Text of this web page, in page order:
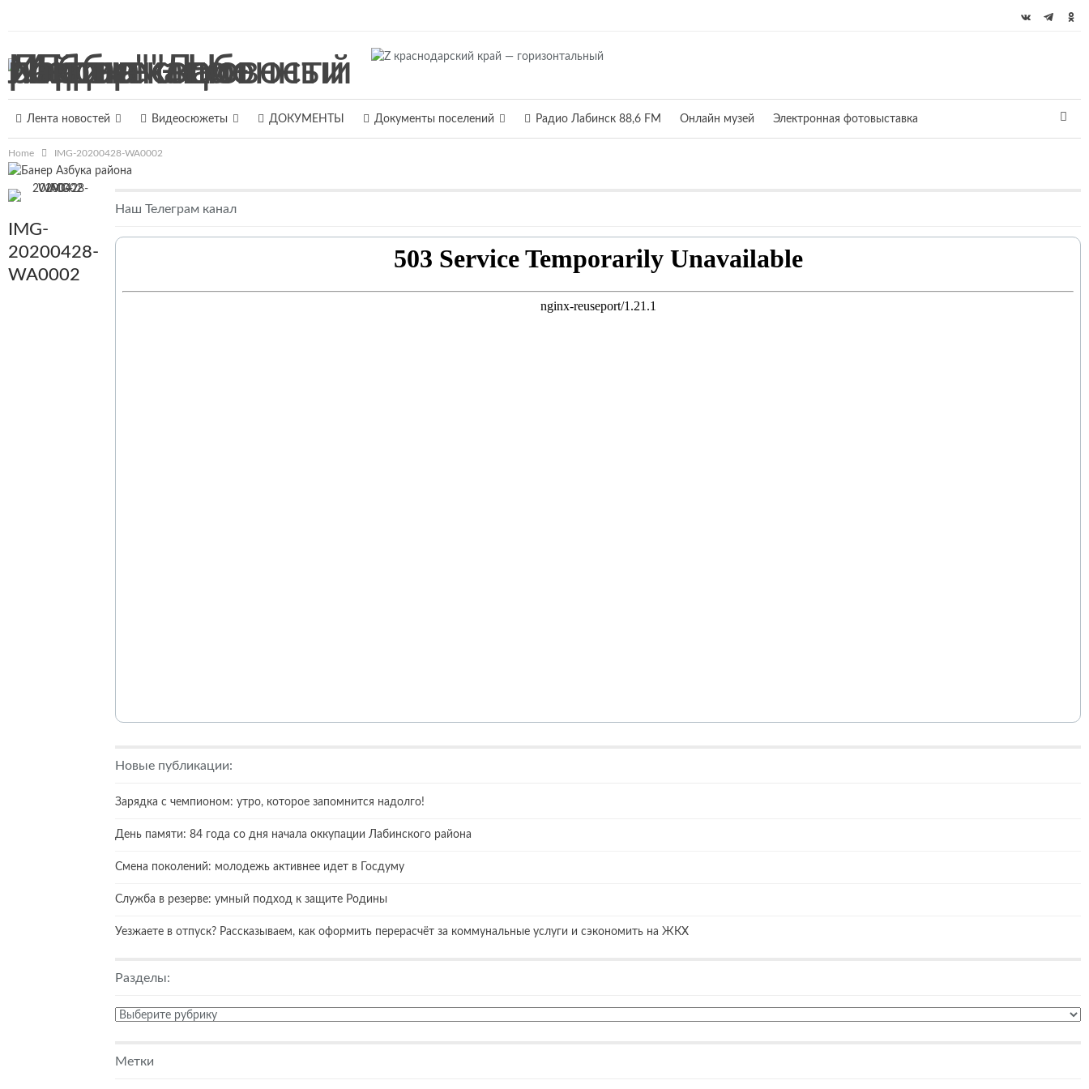
Лента новостей Видеосюжеты ДОКУМЕНТЫ Документы поселений Радио Лабинск 88,6 FM Онлайн музей Электронная фотовыставка
Home IMG-20200428-WA0002
IMG-
20200428-
WA0002
Наш Телеграм канал
Новые публикации:
Зарядка с чемпионом: утро, которое запомнится надолго!
День памяти: 84 года со дня начала оккупации Лабинского района
Смена поколений: молодежь активнее идет в Госдуму
Служба в резерве: умный подход к защите Родины
Уезжаете в отпуск? Рассказываем, как оформить перерасчёт за коммунальные услуги и сэкономить на ЖКХ
Разделы:
Разделы:
Метки